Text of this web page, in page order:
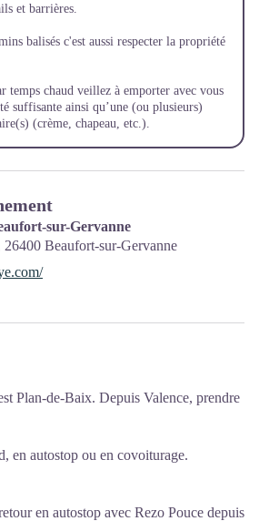
et barrières.
balisés c'est aussi respecter la propriété
temps chaud veillez à emporter avec vous
suffisante ainsi qu’une (ou plusieurs)
(crème, chapeau, etc.).
sur-Gervanne
26400 Beaufort-sur-Gervanne
Plan-de-Baix. Depuis Valence, prendre
en autostop ou en covoiturage.
en autostop avec Rezo Pouce depuis